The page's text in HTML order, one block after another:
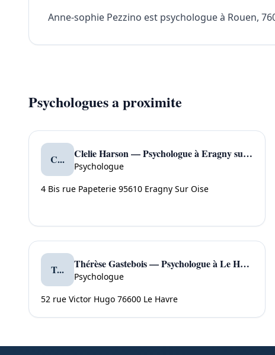
Anne-sophie Pezzino est psychologue à Rouen,
Psychologues a proximite
C... Clelie Harson — Psychologue à Eragny sur Oise
Psychologue
4 Bis rue Papeterie 95610 Eragny Sur Oise
T... Thérèse Gastebois — Psychologue à Le Havre
Psychologue
52 rue Victor Hugo 76600 Le Havre